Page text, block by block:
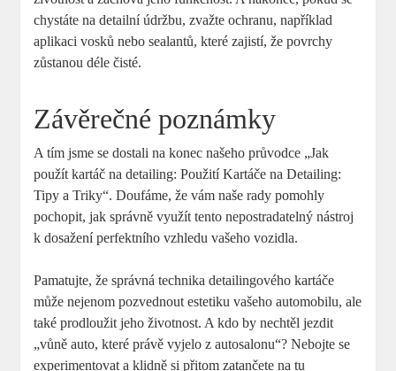
chystáte na detailní ⁤údržbu, zvažte ochranu, například
aplikaci vosků nebo⁤ sealantů, které zajistí, ​že povrchy
zůstanou déle čisté.
Závěrečné poznámky
A tím jsme‌ se dostali na⁢ konec našeho‍ průvodce⁣ „Jak
použít⁣ kartáč na​ detailing: Použití ⁣Kartáče na Detailing:
Tipy a‍ Triky“. Doufáme, že vám ⁢naše​ rady pomohly
‌pochopit, jak správně⁤ využít tento nepostradatelný nástroj
k dosažení perfektního ⁣vzhledu ‍vašeho vozidla.
Pamatujte, že správná technika detailingového kartáče
může nejenom pozvednout estetiku vašeho automobilu,⁢ ale
také⁢ prodloužit‍ jeho životnost. A ⁢kdo by nechtěl jezdit‌
„vůně auto, které právě vyjelo ⁣z autosalonu“? Nebojte se
experimentovat a ⁣klidně si přitom zatančete na tu